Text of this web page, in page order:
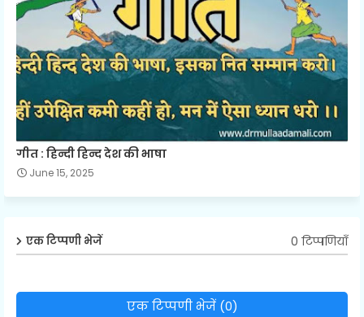
गीत : हिन्दी हिन्द देश की भाषा
June 15, 2025
एक टिप्पणी भेजें 0 टिप्पणियाँ
एक टिप्पणी भेजें (0)